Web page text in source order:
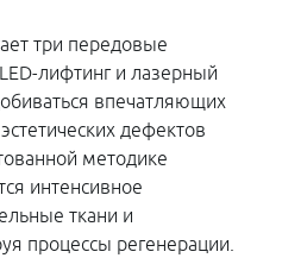
три передовые
лифтинг и лазерный
впечатляющих
дефектов
методике
интенсивное
ткани и
процессы регенерации.